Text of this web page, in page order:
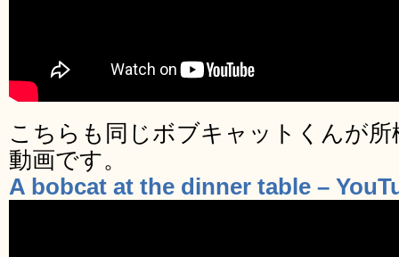
こちらも同じボブキャットくんが
動画です。
A bobcat at the dinner table –